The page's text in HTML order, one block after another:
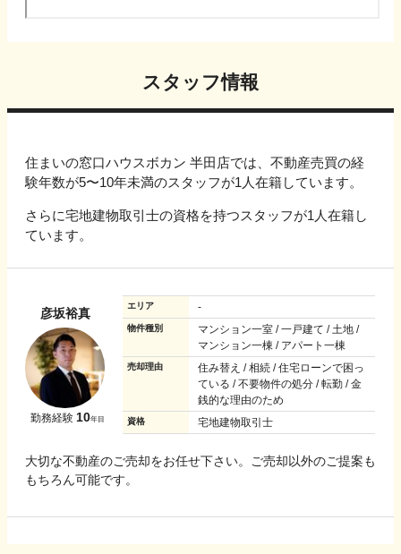
スタッフ情報
住まいの窓口ハウスボカン 半田店では、不動産売買の経
験年数が5〜10年未満のスタッフが1人在籍しています。
さらに宅地建物取引士の資格を持つスタッフが1人在籍し
ています。
彦坂裕真
勤務経験 10年目
エリア -
物件種別
マンション一室 / 一戸建て / 土地 /
マンション一棟 / アパート一棟
売却理由
住み替え / 相続 / 住宅ローンで困っ
ている / 不要物件の処分 / 転勤 / 金
銭的な理由のため
資格 宅地建物取引士
大切な不動産のご売却をお任せ下さい。ご売却以外のご提案も
もちろん可能です。